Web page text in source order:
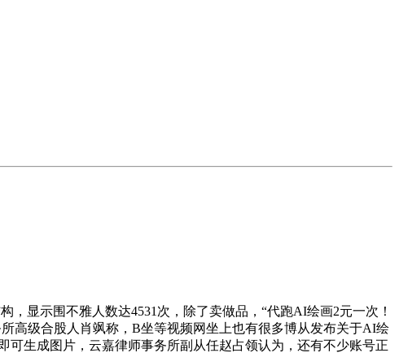
显示围不雅人数达4531次，除了卖做品，“代跑AI绘画2元一次！
高级合股人肖飒称，B坐等视频网坐上也有很多博从发布关于AI绘
可生成图片，云嘉律师事务所副从任赵占领认为，还有不少账号正